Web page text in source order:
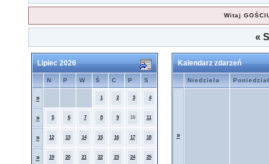
Witaj
«
Lipiec 2026
N P W Ś C P S
» 1 2 3 4
» 5 6 7 8 9 10 11
» 12 13 14 15 16 17 18
» 19 20 21 22 23 24 25
Kalendarz zdarzeń
Niedziela
»